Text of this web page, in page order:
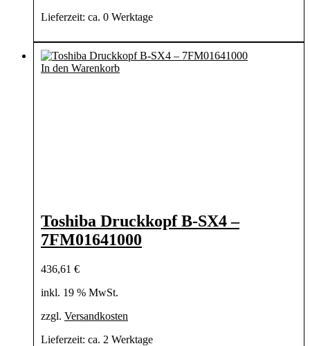
Lieferzeit: ca. 0 Werktage
In den Warenkorb
Toshiba Druckkopf B-SX4 –
7FM01641000
436,61 €
inkl. 19 % MwSt.
zzgl. Versandkosten
Lieferzeit: ca. 2 Werktage